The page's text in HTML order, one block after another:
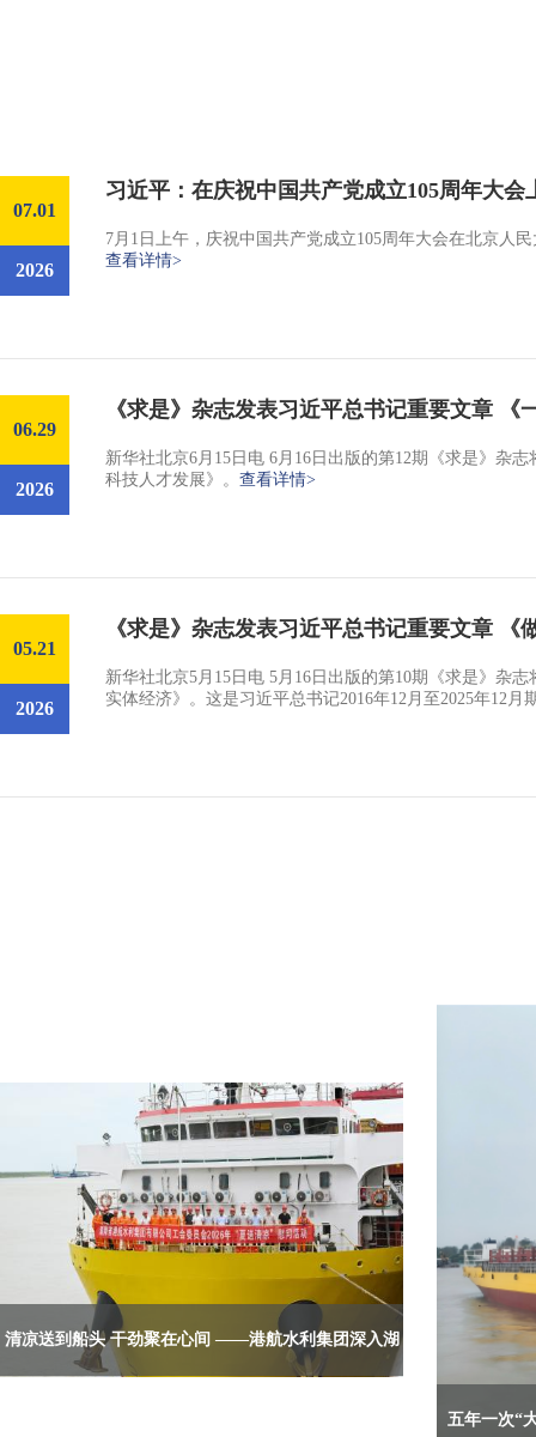
07.01
2026
习近平：在庆祝中国共产党成立105周年大会
7月1日上午，庆祝中国共产党成立105周年大会在北京人
查看详情>
06.29
2026
《求是》杂志发表习近平总书记重要文章 《
新华社北京6月15日电 6月16日出版的第12期《求是》杂
科技人才发展》。 查看详情>
05.21
2026
《求是》杂志发表习近平总书记重要文章 《
新华社北京5月15日电 5月16日出版的第10期《求是》杂
实体经济》。这是习近平总书记2016年12月至2025年12月
清凉送到船头 干劲聚在心间 ——港航水利集团深入湖
五年一次“